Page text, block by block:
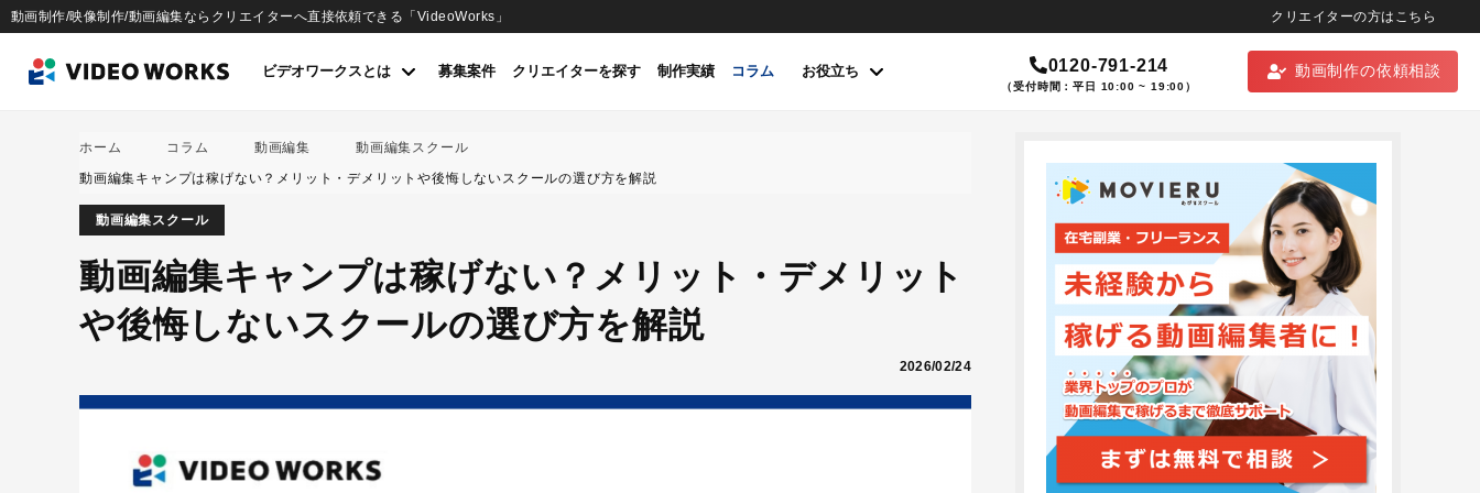
動画制作/映像制作/動画編集ならクリエイターへ直接依頼できる「VideoWorks」 クリエイターの方はこちら
ビデオワークスとは 募集案件 クリエイターを探す 制作実績 コラム お役立ち 動画制作の依頼相談
0120-791-214
（受付時間：平日 10:00 ~ 19:00）
ホーム コラム 動画編集
動画編集スクール
動画編集キャンプは稼げない？メリット・デメリットや後悔しないスクールの選び方を解説
動画編集スクール
動画編集キャンプは稼げない？メリット・デメリット
や後悔しないスクールの選び方を解説
2026/02/24